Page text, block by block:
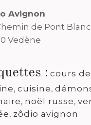
Avignon
de Pont Blanc
Vedène
: cours de
, cuisine,
, noël russe,
, zôdio avignon